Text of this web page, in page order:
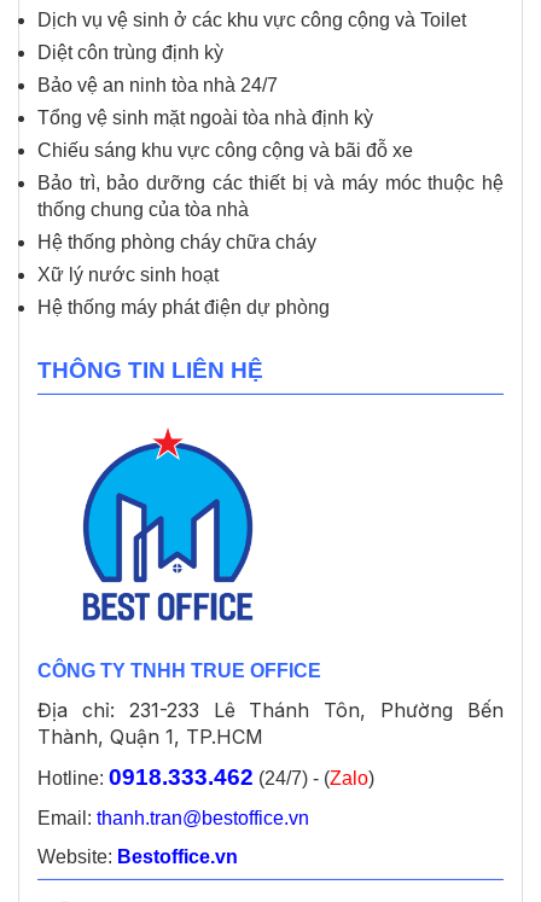
Dịch vụ vệ sinh ở các khu vực công cộng và Toilet
Diệt côn trùng định kỳ
Bảo vệ an ninh tòa nhà 24/7
Tổng vệ sinh mặt ngoài tòa nhà định kỳ
Chiếu sáng khu vực công cộng và bãi đỗ xe
Bảo trì, bảo dưỡng các thiết bị và máy móc thuộc hệ
thống chung của tòa nhà
Hệ thống phòng cháy chữa cháy
Xữ lý nước sinh hoạt
Hệ thống máy phát điện dự phòng
THÔNG TIN LIÊN HỆ
CÔNG TY TNHH TRUE OFFICE
Địa chỉ: 231-233 Lê Thánh Tôn, Phường Bến
Thành, Quận 1, TP.HCM
Hotline: 0918.333.462 (24/7) - (Zalo)
Email: thanh.tran@bestoffice.vn
Website: Bestoffice.vn